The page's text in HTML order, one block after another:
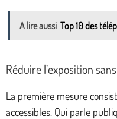
A lire aussi Top 10 des
Réduire l’exposition
La première mesure
accessibles. Qui parle